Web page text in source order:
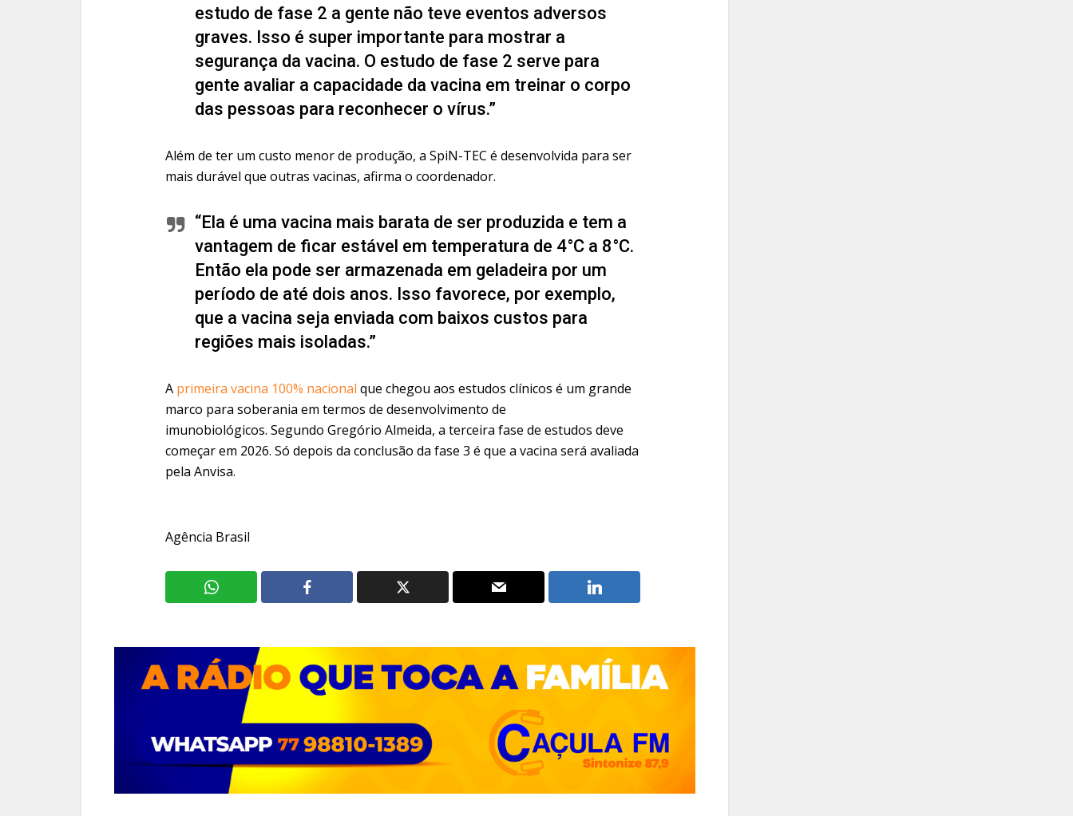
estudo de fase 2 a gente não teve eventos adversos
graves. Isso é super importante para mostrar a
segurança da vacina. O estudo de fase 2 serve para
gente avaliar a capacidade da vacina em treinar o corpo
das pessoas para reconhecer o vírus.”
Além de ter um custo menor de produção, a SpiN-TEC é desenvolvida para ser
mais durável que outras vacinas, afirma o coordenador.
“Ela é uma vacina mais barata de ser produzida e tem a
vantagem de ficar estável em temperatura de 4°C a 8°C.
Então ela pode ser armazenada em geladeira por um
período de até dois anos. Isso favorece, por exemplo,
que a vacina seja enviada com baixos custos para
regiões mais isoladas.”
A primeira vacina 100% nacional que chegou aos estudos clínicos é um grande
marco para soberania em termos de desenvolvimento de
imunobiológicos. Segundo Gregório Almeida, a terceira fase de estudos deve
começar em 2026. Só depois da conclusão da fase 3 é que a vacina será avaliada
pela Anvisa.
Agência Brasil